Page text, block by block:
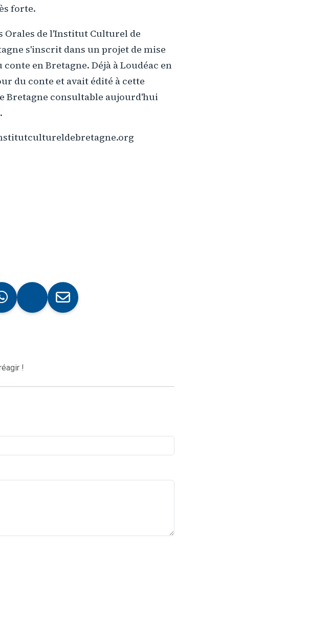
forte.
de l'Institut Culturel de
s'inscrit dans un projet de mise
en Bretagne. Déjà à Loudéac en
du conte et avait édité à cette
Bretagne consultable aujourd'hui
!